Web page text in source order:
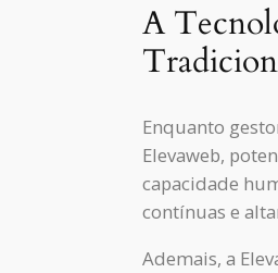
A
Enquanto
Elevaweb,
capacidade
contínuas e
Ademais, a